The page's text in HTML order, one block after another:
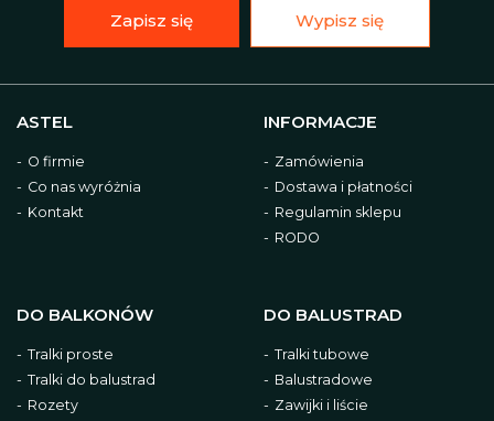
ASTEL
O firmie
Co nas wyróżnia
Kontakt
INFORMACJE
Zamówienia
Dostawa i płatności
Regulamin sklepu
RODO
DO BALKONÓW
Tralki proste
Tralki do balustrad
Rozety
DO BALUSTRAD
Tralki tubowe
Balustradowe
Zawijki i liście
Zapisz się Wypisz się